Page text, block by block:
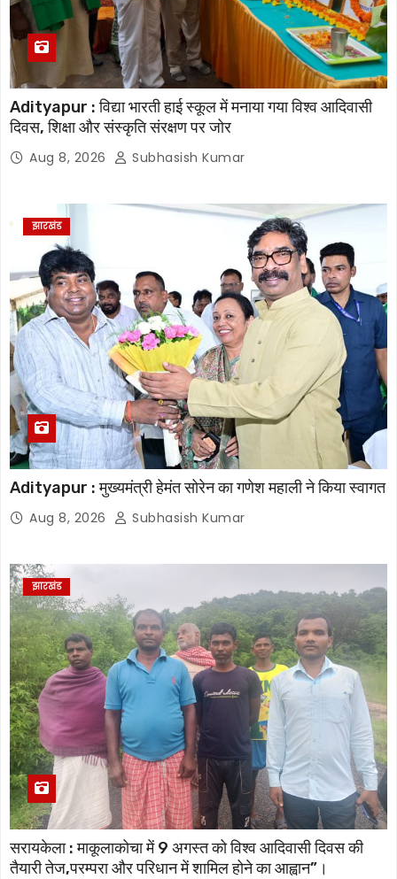
Adityapur : विद्या भारती हाई स्कूल में मनाया गया विश्व आदिवासी
दिवस, शिक्षा और संस्कृति संरक्षण पर जोर
Aug 8, 2026 Subhasish Kumar
झारखंड
Adityapur : मुख्यमंत्री हेमंत सोरेन का गणेश महाली ने किया स्वागत
Aug 8, 2026 Subhasish Kumar
झारखंड
सरायकेला : माकूलाकोचा में 9 अगस्त को विश्व आदिवासी दिवस की
तैयारी तेज,परम्परा और परिधान में शामिल होने का आह्वान”।